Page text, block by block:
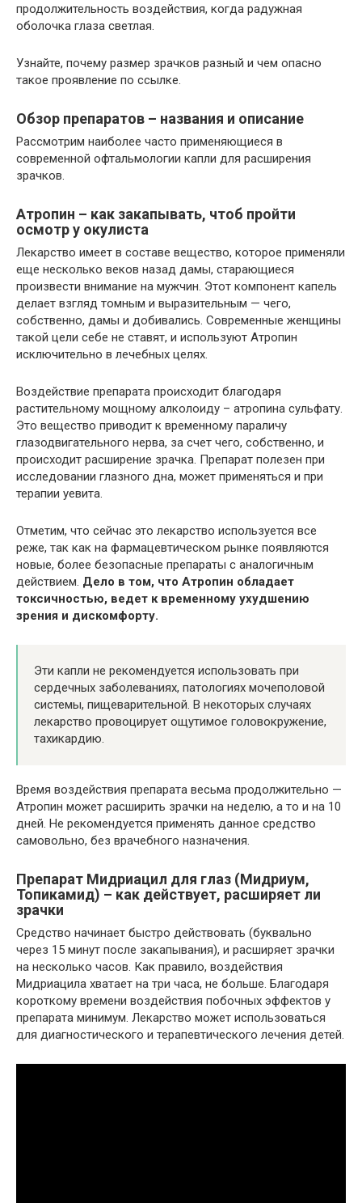
продолжительность воздействия, когда радужная
оболочка глаза светлая.
Узнайте, почему размер зрачков разный и чем опасно
такое проявление по ссылке.
Обзор препаратов – названия и описание
Рассмотрим наиболее часто применяющиеся в
современной офтальмологии капли для расширения
зрачков.
Атропин – как закапывать, чтоб пройти
осмотр у окулиста
Лекарство имеет в составе вещество, которое применяли
еще несколько веков назад дамы, старающиеся
произвести внимание на мужчин. Этот компонент капель
делает взгляд томным и выразительным — чего,
собственно, дамы и добивались. Современные женщины
такой цели себе не ставят, и используют Атропин
исключительно в лечебных целях.
Воздействие препарата происходит благодаря
растительному мощному алколоиду – атропина сульфату.
Это вещество приводит к временному параличу
глазодвигательного нерва, за счет чего, собственно, и
происходит расширение зрачка. Препарат полезен при
исследовании глазного дна, может применяться и при
терапии уевита.
Отметим, что сейчас это лекарство используется все
реже, так как на фармацевтическом рынке появляются
новые, более безопасные препараты с аналогичным
действием. Дело в том, что Атропин обладает
токсичностью, ведет к временному ухудшению
зрения и дискомфорту.
Эти капли не рекомендуется использовать при
сердечных заболеваниях, патологиях мочеполовой
системы, пищеварительной. В некоторых случаях
лекарство провоцирует ощутимое головокружение,
тахикардию.
Время воздействия препарата весьма продолжительно —
Атропин может расширить зрачки на неделю, а то и на 10
дней. Не рекомендуется применять данное средство
самовольно, без врачебного назначения.
Препарат Мидриацил для глаз (Мидриум,
Топикамид) – как действует, расширяет ли
зрачки
Средство начинает быстро действовать (буквально
через 15 минут после закапывания), и расширяет зрачки
на несколько часов. Как правило, воздействия
Мидриацила хватает на три часа, не больше. Благодаря
короткому времени воздействия побочных эффектов у
препарата минимум. Лекарство может использоваться
для диагностического и терапевтического лечения детей.